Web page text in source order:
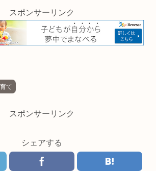
スポンサーリンク
て
スポンサーリンク
シェアする